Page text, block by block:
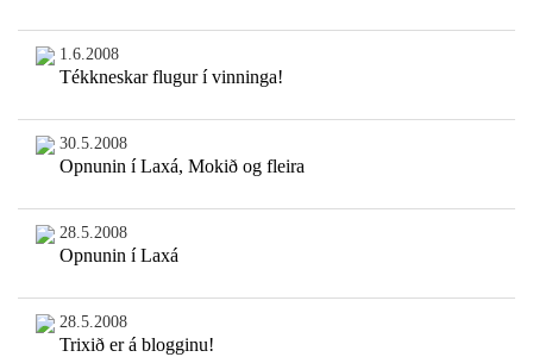
1.6.2008
Tékkneskar flugur í vinninga!
30.5.2008
Opnunin í Laxá, Mokið og fleira
28.5.2008
Opnunin í Laxá
28.5.2008
Trixið er á blogginu!